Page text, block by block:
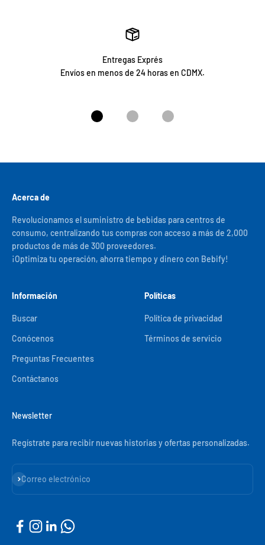
Entregas Exprés
Envíos en menos de 24 horas en CDMX.
Ir al artículo 1Ir al artículo 2Ir al artículo 3
Acerca de
Revolucionamos el suministro de bebidas para centros de
consumo, centralizando tus compras con acceso a más de 2,000
productos de más de 300 proveedores.
¡Optimiza tu operación, ahorra tiempo y dinero con Bebify!
Información
Buscar
Conócenos
Preguntas Frecuentes
Contáctanos
Políticas
Política de privacidad
Términos de servicio
Newsletter
Regístrate para recibir nuevas historias y ofertas personalizadas.
Correo electrónico
Suscribirse